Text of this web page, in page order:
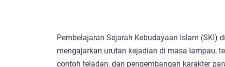
Pembelajaran Sejarah Kebudayaan Islam (SKI)
mengajarkan urutan kejadian di masa lampau,
contoh teladan, dan pengembangan karakter